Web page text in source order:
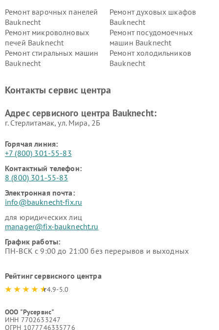
Ремонт варочных панелей
Bauknecht
Ремонт духовых шкафов
Bauknecht
Ремонт микроволновых
печей Bauknecht
Ремонт посудомоечных
машин Bauknecht
Ремонт стиральных машин
Bauknecht
Ремонт холодильников
Bauknecht
Контакты сервис центра
Адрес сервисного центра Bauknecht:
г. Стерлитамак, ул. Мира, 2Б
Горячая линия:
+7 (800) 301-55-83
Контактный телефон:
8 (800) 301-55-83
Электронная почта:
info@bauknecht-fix.ru
для юридических лиц
manager@fix-bauknecht.ru
График работы:
ПН-ВСК с 9:00 до 21:00 без перерывов и выходных
Рейтинг сервисного центра
4.9-5.0
ООО "Русервис"
ИНН 7702633247
ОГРН 1077746335776